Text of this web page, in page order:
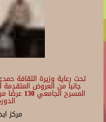
تحت رعاية وزيرة الثقافة
جانبا من العروض
المسرح
مركز